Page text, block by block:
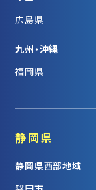
広島県
九州・沖縄
福岡県
静岡県
静岡県西部地域